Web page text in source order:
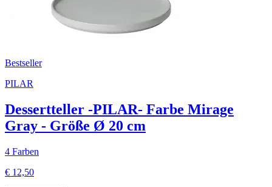
Bestseller
PILAR
Dessertteller -PILAR- Farbe Mirage
Gray - Größe Ø 20 cm
4 Farben
€ 12,50